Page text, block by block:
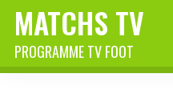
MATCHS TV
PROGRAMME TV FOOT